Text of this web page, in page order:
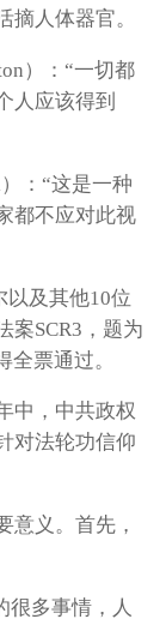
人体器官。
）：“一切都
人应该得到
：“这是一种
都不应对此视
以及其他10位
案SCR3，题为
票通过。
中，中共政权
对法轮功信仰
意义。首先，
很多事情，人